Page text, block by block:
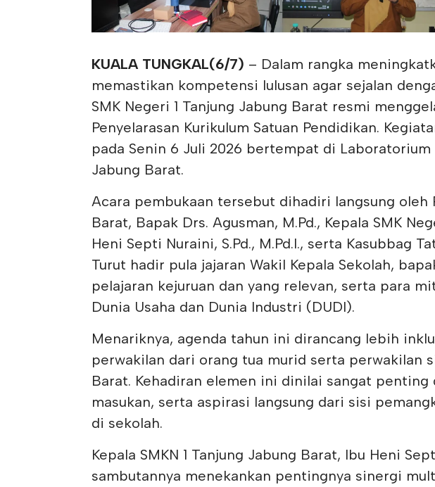
KUALA TUNGKAL(6/7) – Dalam rangka
memastikan kompetensi lulusan agar sejalan
SMK Negeri 1 Tanjung Jabung Barat resmi
Penyelarasan Kurikulum Satuan Pendidikan.
pada Senin 6 Juli 2026 bertempat di Laboratorium
Jabung Barat.
Acara pembukaan tersebut dihadiri langsung oleh
Barat, Bapak Drs. Agusman, M.Pd., Kepala SMK
Heni Septi Nuraini, S.Pd., M.Pd.I., serta Kasubbag
Turut hadir pula jajaran Wakil Kepala Sekolah,
pelajaran kejuruan dan yang relevan, serta para
Dunia Usaha dan Dunia Industri (DUDI).
Menariknya, agenda tahun ini dirancang lebih
perwakilan dari orang tua murid serta perwakilan
Barat. Kehadiran elemen ini dinilai sangat
masukan, serta aspirasi langsung dari sisi
di sekolah.
Kepala SMKN 1 Tanjung Jabung Barat, Ibu Heni
sambutannya menekankan pentingnya sinergi